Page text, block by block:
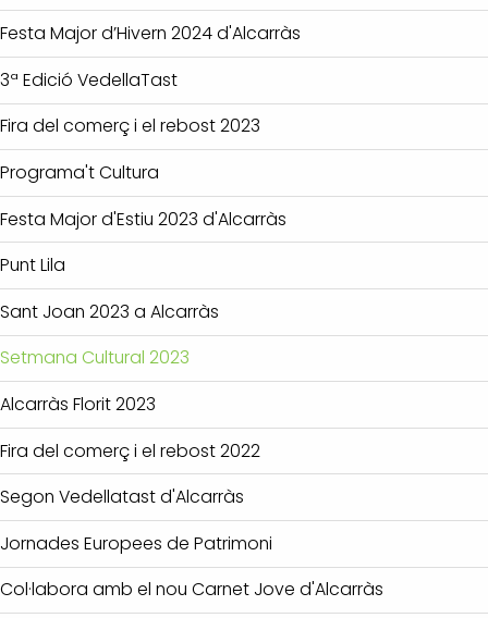
Festa Major d’Hivern 2024 d'Alcarràs
3ª Edició VedellaTast
Fira del comerç i el rebost 2023
Programa't Cultura
Festa Major d'Estiu 2023 d'Alcarràs
Punt Lila
Sant Joan 2023 a Alcarràs
Setmana Cultural 2023
Alcarràs Florit 2023
Fira del comerç i el rebost 2022
Segon Vedellatast d'Alcarràs
Jornades Europees de Patrimoni
Col·labora amb el nou Carnet Jove d'Alcarràs